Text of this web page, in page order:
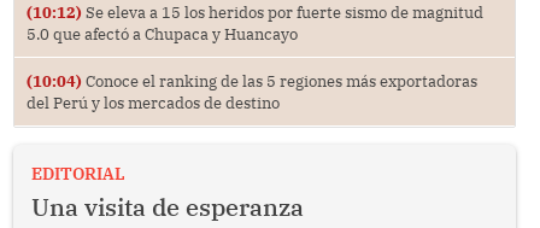
(10:12) Se eleva a 15 los heridos por fuerte sismo de magnitud
5.0 que afectó a Chupaca y Huancayo
(10:04) Conoce el ranking de las 5 regiones más exportadoras
del Perú y los mercados de destino
EDITORIAL
Una visita de esperanza